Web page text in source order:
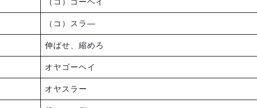
（コ）スラ―
伸ばせ、縮めろ
オヤゴーヘイ
オヤスラー